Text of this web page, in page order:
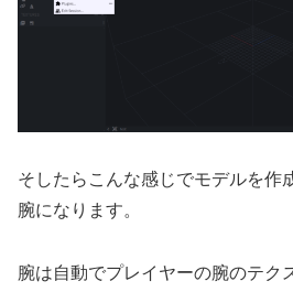
そしたらこんな感じでモデルを作
腕になります。
腕は自動でプレイヤーの腕のテク